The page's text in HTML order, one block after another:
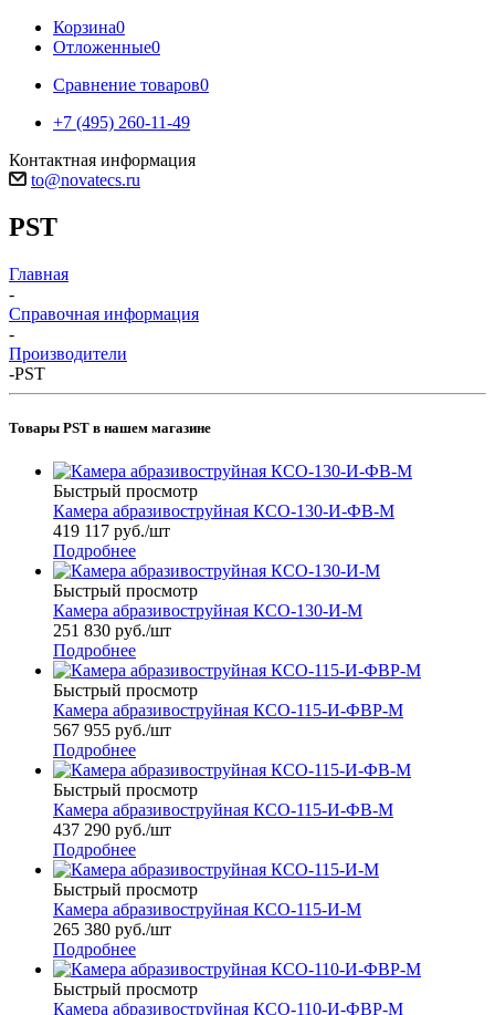
Корзина0
Отложенные0
Сравнение товаров0
+7 (495) 260-11-49
Контактная информация
to@novatecs.ru
PST
Главная
-
Справочная информация
-
Производители
-PST
Товары PST в нашем магазине
Быстрый просмотр
Камера абразивоструйная КСО-130-И-ФВ-М
419 117 руб./шт
Подробнее
Быстрый просмотр
Камера абразивоструйная КСО-130-И-М
251 830 руб./шт
Подробнее
Быстрый просмотр
Камера абразивоструйная КСО-115-И-ФВР-М
567 955 руб./шт
Подробнее
Быстрый просмотр
Камера абразивоструйная КСО-115-И-ФВ-М
437 290 руб./шт
Подробнее
Быстрый просмотр
Камера абразивоструйная КСО-115-И-М
265 380 руб./шт
Подробнее
Быстрый просмотр
Камера абразивоструйная КСО-110-И-ФВР-М